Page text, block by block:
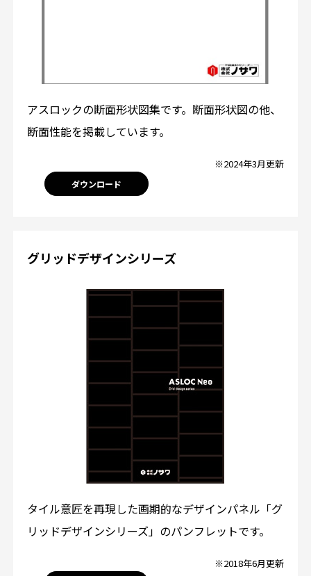
アスロックの断面形状図集です。断面形状図の他、
断面性能を掲載しています。
※2024年3月更新
ダウンロード
グリッドデザインシリーズ
タイル意匠を再現した画期的なデザインパネル「グ
リッドデザインシリーズ」のパンフレットです。
※2018年6月更新